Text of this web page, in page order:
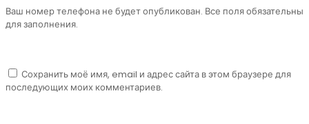
Ваш номер телефона не будет опубликован. Все поля обязательны
для заполнения.
Сохранить моё имя, email и адрес сайта в этом браузере для
последующих моих комментариев.